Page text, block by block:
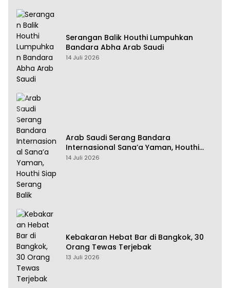
Serangan Balik Houthi Lumpuhkan
Bandara Abha Arab Saudi
14 Juli 2026
Arab Saudi Serang Bandara
Internasional Sana’a Yaman, Houthi
Siap Serang Balik
14 Juli 2026
Kebakaran Hebat Bar di Bangkok, 30
Orang Tewas Terjebak
13 Juli 2026